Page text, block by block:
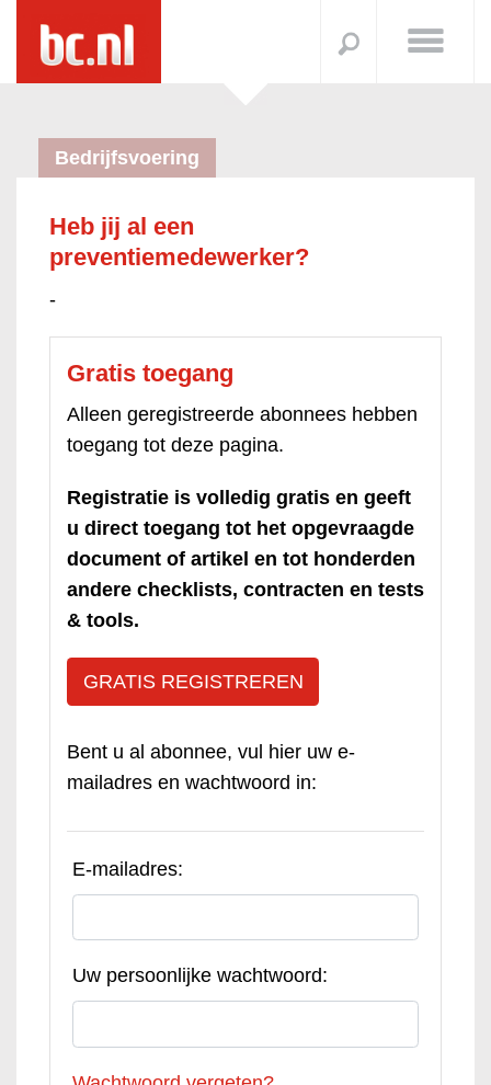
Bedrijfsvoering
Heb jij al een
preventiemedewerker?
-
Gratis toegang
Alleen geregistreerde abonnees hebben
toegang tot deze pagina.
Registratie is volledig gratis en geeft
u direct toegang tot het opgevraagde
document of artikel en tot honderden
andere checklists, contracten en tests
& tools.
GRATIS REGISTREREN
Bent u al abonnee, vul hier uw e-
mailadres en wachtwoord in:
E-mailadres:
Uw persoonlijke wachtwoord: